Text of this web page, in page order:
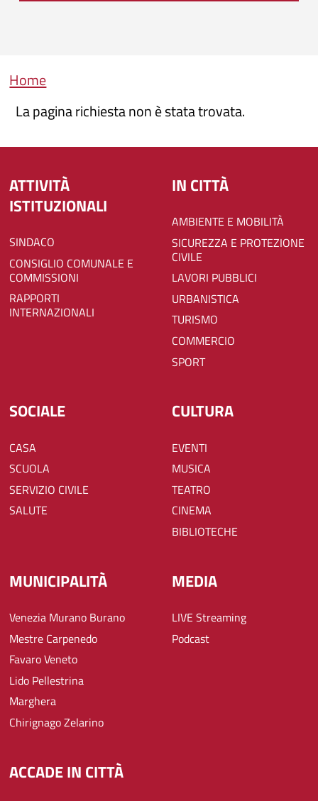
Briciole di pane
Home
La pagina richiesta non è stata trovata.
ATTIVITÀ
ISTITUZIONALI
SINDACO
CONSIGLIO COMUNALE E
COMMISSIONI
RAPPORTI
INTERNAZIONALI
IN CITTÀ
AMBIENTE E MOBILITÀ
SICUREZZA E PROTEZIONE
CIVILE
LAVORI PUBBLICI
URBANISTICA
TURISMO
COMMERCIO
SPORT
SOCIALE
CASA
SCUOLA
SERVIZIO CIVILE
SALUTE
CULTURA
EVENTI
MUSICA
TEATRO
CINEMA
BIBLIOTECHE
MUNICIPALITÀ
Venezia Murano Burano
Mestre Carpenedo
Favaro Veneto
Lido Pellestrina
Marghera
Chirignago Zelarino
MEDIA
LIVE Streaming
Podcast
ACCADE IN CITTÀ